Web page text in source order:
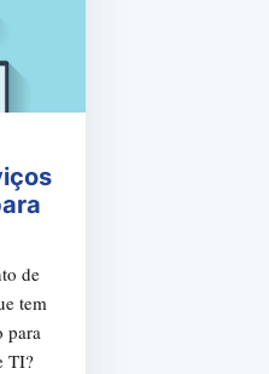
de
tem
para
TI?